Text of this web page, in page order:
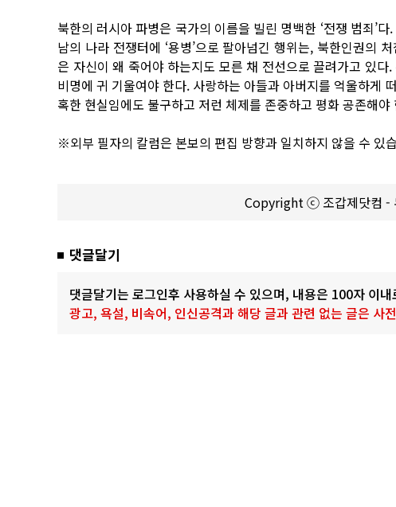
북한의 러시아 파병은 국가의 이름을 빌린 명백한 ‘전쟁 범죄’
남의 나라 전쟁터에 ‘용병’으로 팔아넘긴 행위는, 북한인권의
은 자신이 왜 죽어야 하는지도 모른 채 전선으로 끌려가고 있
비명에 귀 기울여야 한다. 사랑하는 아들과 아버지를 억울하게
혹한 현실임에도 불구하고 저런 체제를 존중하고 평화 공존해
※외부 필자의 칼럼은 본보의 편집 방향과 일치하지 않을 수 있
Copyright ⓒ 조갑제닷컴 -
댓글달기
댓글달기는 로그인후 사용하실 수 있으며, 내용은 100자 이
광고, 욕설, 비속어, 인신공격과 해당 글과 관련 없는 글은 사